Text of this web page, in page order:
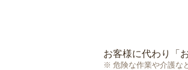
お客様に代わり「
危険な作業や介護な